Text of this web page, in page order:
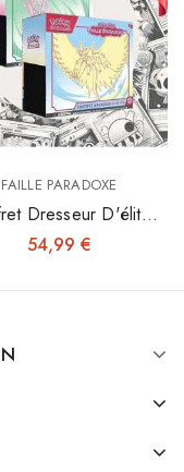
FAILLE PARADOXE
Dresseur D'élite
Paradoxe - EV04
54,99 €